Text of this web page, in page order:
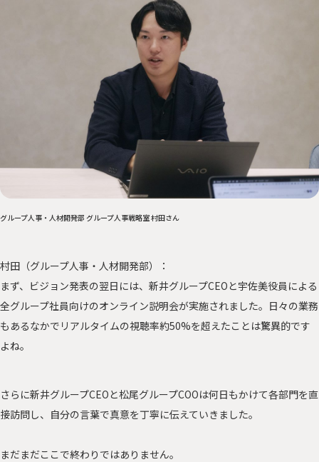
グループ人事・人材開発部 グループ人事戦略室 村田さん
村田（グループ人事・人材開発部）：
まず、ビジョン発表の翌日には、新井グループCEOと宇佐美役員による
全グループ社員向けのオンライン説明会が実施されました。日々の業務
もあるなかでリアルタイムの視聴率約50%を超えたことは驚異的です
よね。
さらに新井グループCEOと松尾グループCOOは何日もかけて各部門を直
接訪問し、自分の言葉で真意を丁寧に伝えていきました。
まだまだここで終わりではありません。